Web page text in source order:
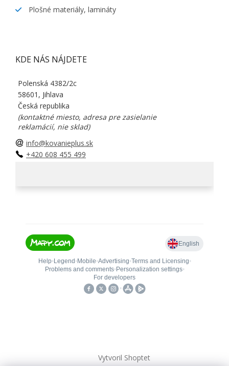
Plošné materiály, lamináty
KDE NÁS NÁJDETE
Polenská 4382/2c
58601, Jihlava
Česká republika
(kontaktné miesto, adresa pre zasielanie
reklamácií, nie sklad)
info@kovanieplus.sk
+420 608 455 499
Vytvoril Shoptet